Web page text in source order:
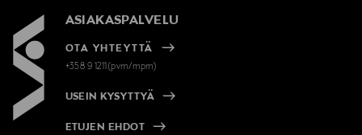
ASIAKASPALVELU
OTA YHTEYTTÄ
+358 9 1211(pvm/mpm)
USEIN KYSYTTYÄ
ETUJEN EHDOT